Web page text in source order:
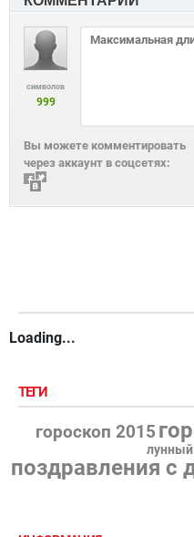
символов
999
Вы можете комментировать
через аккаунт в соцсетях:
Loading...
ТЕГИ
гороскоп 2015
поздравления с